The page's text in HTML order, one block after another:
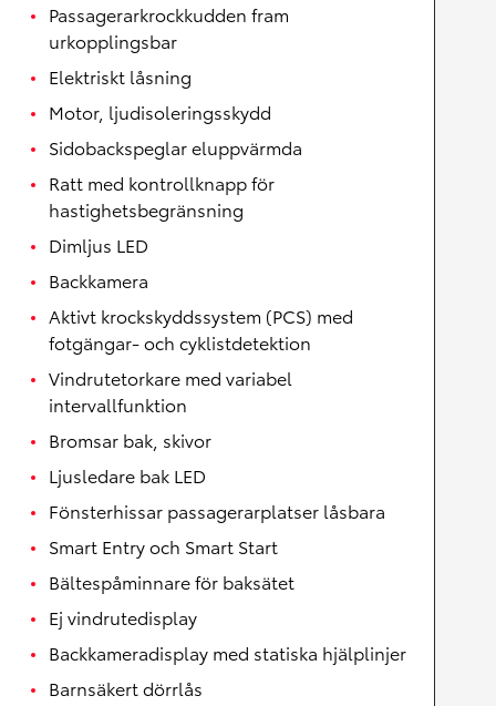
Passagerarkrockkudden fram
urkopplingsbar
Elektriskt låsning
Motor, ljudisoleringsskydd
Sidobackspeglar eluppvärmda
Ratt med kontrollknapp för
hastighetsbegränsning
Dimljus LED
Backkamera
Aktivt krockskyddssystem (PCS) med
fotgängar- och cyklistdetektion
Vindrutetorkare med variabel
intervallfunktion
Bromsar bak, skivor
Ljusledare bak LED
Fönsterhissar passagerarplatser låsbara
Smart Entry och Smart Start
Bältespåminnare för baksätet
Ej vindrutedisplay
Backkameradisplay med statiska hjälplinjer
Barnsäkert dörrlås